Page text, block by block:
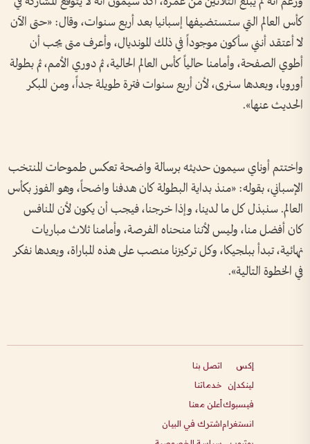
كأس العالم التي ستستضيفها إسبانيا بعد أربع سنوات، وقال: «حتى الآن
لا أعتقد أنني سأكون موجوداً في ذلك المونديال، وأعرف متى يجب أن
أطوي الصفحة، وأمامنا حالياً كأس العالم الحالية، ثم دوري الأمم، ثم بطولة
أوروبا، وبعدها سنرى، لأن أربع سنوات فترة طويلة جداً، ومن المبكر
الحديث عنها».
واختتم أوناي سيمون حديثه برسالة واضحة تعكس طموحات المنتخب
الإسباني، بقوله: «منذ بداية البطولة كان هدفنا واضحاً، وهو الفوز بكأس
العالم. سنبذل كل ما لدينا، وإذا خرجنا، فيجب أن يكون لأن المنافس
كان أفضل منا، وليس لأننا منحناه الفرصة، وأمامنا ثلاث مباريات
نهائية، تبدأ ببلجيكا، وكل تركيزنا منصب على هذه المباراة، وبعدها نفكر
في الخطوة التالية».
إكس
لينكدإن
فيسبوك
انستغرام
اتصل بنا
خدماتنا
أعلن معنا
اشترك في البيان